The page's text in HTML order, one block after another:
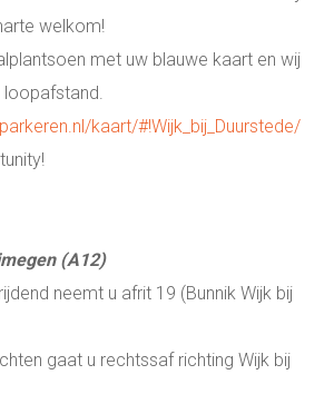
welkom!
met uw blauwe kaart en wij
kaart/#!Wijk_bij_Duurstede/
(A12)
neemt u afrit 19 (Bunnik Wijk bij
gaat u rechtssaf richting Wijk bij